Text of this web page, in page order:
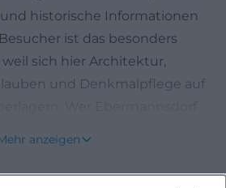
historische Informationen
ist das besonders
sich hier Architektur,
und Denkmalpflege auf
Ort, an dem sich die
anzeigen